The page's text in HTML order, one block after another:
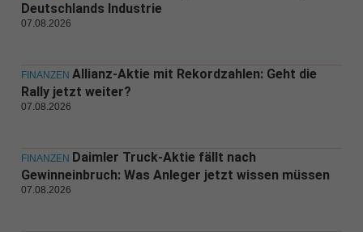
Deutschlands Industrie
07.08.2026
FINANZEN Allianz-Aktie mit Rekordzahlen: Geht die
Rally jetzt weiter?
07.08.2026
FINANZEN Daimler Truck-Aktie fällt nach
Gewinneinbruch: Was Anleger jetzt wissen müssen
07.08.2026